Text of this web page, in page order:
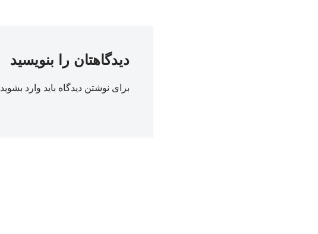
دیدگاهتان را بنویسید
برای نوشتن دیدگاه باید وارد بشوید